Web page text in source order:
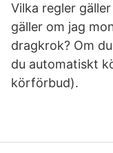
Vilka regler
gäller om jag
dragkrok? Om
du automatiskt
körförbud).